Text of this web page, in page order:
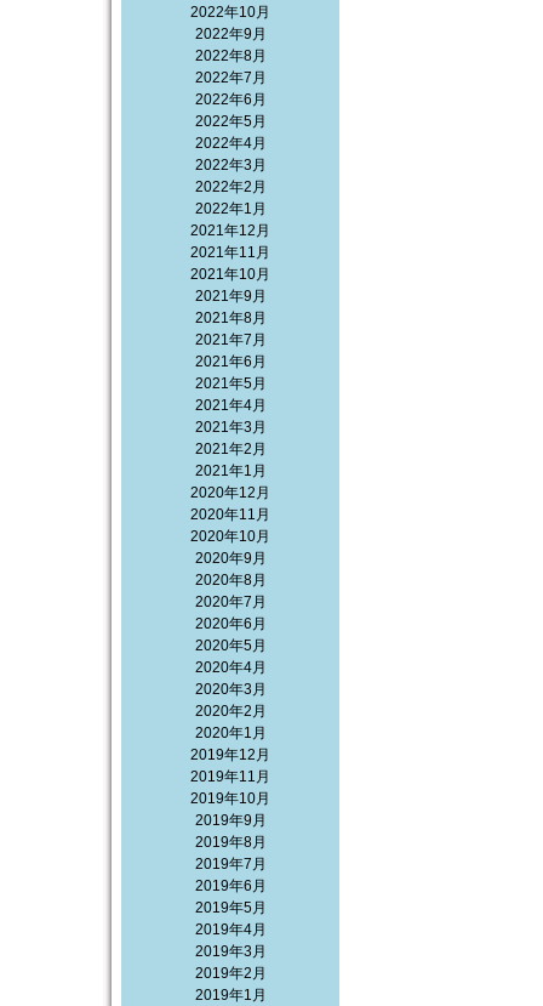
2022年10月
2022年9月
2022年8月
2022年7月
2022年6月
2022年5月
2022年4月
2022年3月
2022年2月
2022年1月
2021年12月
2021年11月
2021年10月
2021年9月
2021年8月
2021年7月
2021年6月
2021年5月
2021年4月
2021年3月
2021年2月
2021年1月
2020年12月
2020年11月
2020年10月
2020年9月
2020年8月
2020年7月
2020年6月
2020年5月
2020年4月
2020年3月
2020年2月
2020年1月
2019年12月
2019年11月
2019年10月
2019年9月
2019年8月
2019年7月
2019年6月
2019年5月
2019年4月
2019年3月
2019年2月
2019年1月